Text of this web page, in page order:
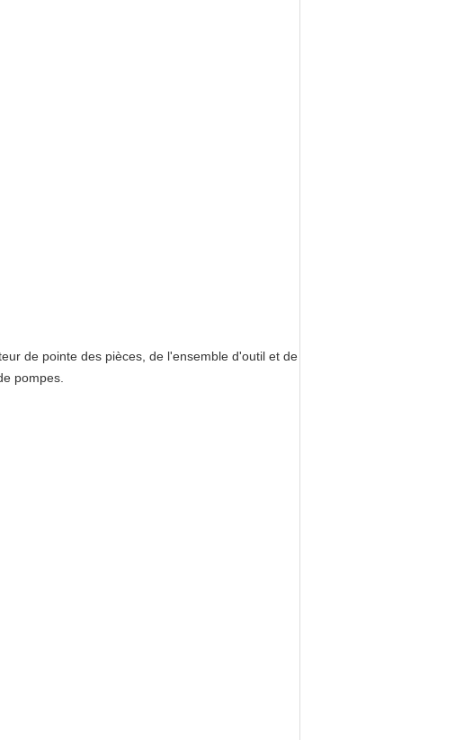
de pointe des pièces, de l'ensemble d'outil et de
pompes.